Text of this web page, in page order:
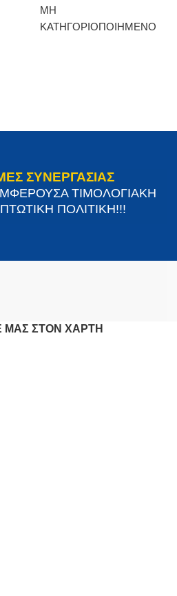
ΜΗ
ΚΑΤΗΓΟΡΙΟΠΟΙΗΜΕΝΟ
ΣΥΝΕΡΓΑΣΙΑΣ
ΤΙΜΟΛΟΓΙΑΚΗ
ΠΟΛΙΤΙΚΗ!!!
ΜΑΣ ΣΤΟΝ ΧΆΡΤΗ